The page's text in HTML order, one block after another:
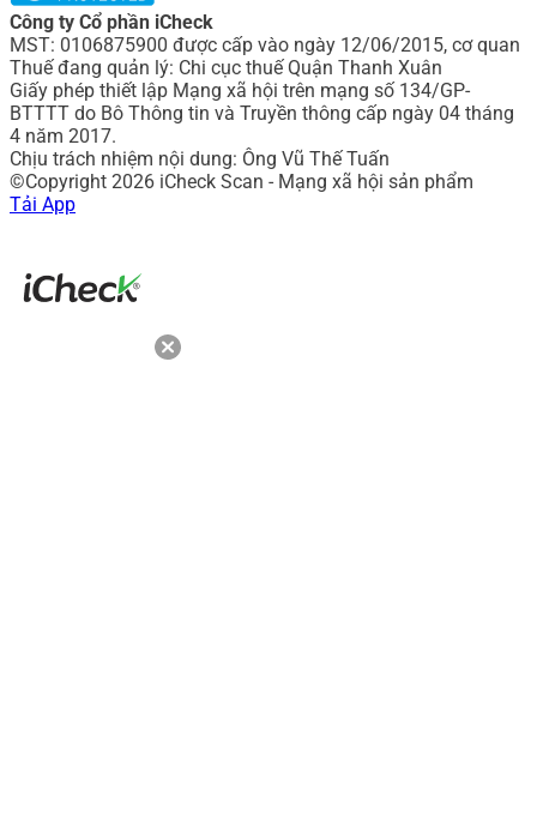
Công ty Cổ phần iCheck
MST: 0106875900 được cấp vào ngày 12/06/2015, cơ quan
Thuế đang quản lý: Chi cục thuế Quận Thanh Xuân
Giấy phép thiết lập Mạng xã hội trên mạng số 134/GP-
BTTTT do Bô Thông tin và Truyền thông cấp ngày 04 tháng
4 năm 2017.
Chịu trách nhiệm nội dung: Ông Vũ Thế Tuấn
©Copyright 2026 iCheck Scan - Mạng xã hội sản phẩm
Tải App